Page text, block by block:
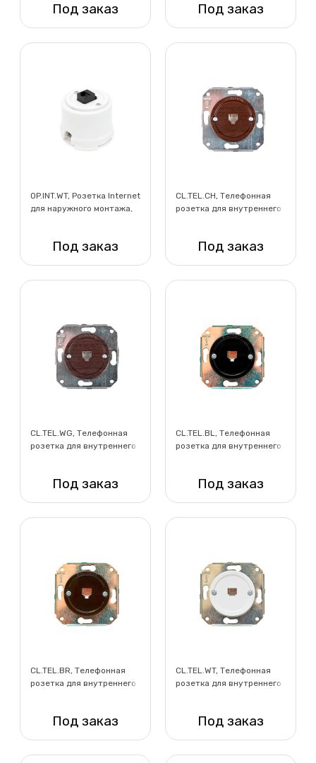
Под заказ
Нет в наличии
Под заказ
Нет в наличии
OP.INT.WT, Розетка Internet
для наружного монтажа,
Под заказ
Нет в наличии
CL.TEL.CH, Телефонная
розетка для внутреннего
Под заказ
Нет в наличии
CL.TEL.WG, Телефонная
розетка для внутреннего
Под заказ
Нет в наличии
CL.TEL.BL, Телефонная
розетка для внутреннего
Под заказ
Нет в наличии
CL.TEL.BR, Телефонная
розетка для внутреннего
Под заказ
Нет в наличии
CL.TEL.WT, Телефонная
розетка для внутреннего
Под заказ
Нет в наличии